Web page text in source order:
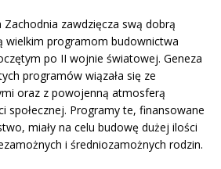
Zachodnia zawdzięcza swą dobrą
wielkim programom budownictwa
po II wojnie światowej. Geneza
programów wiązała się ze
oraz z powojenną atmosferą
społecznej. Programy te, finansowane
miały na celu budowę dużej ilości
i średniozamożnych rodzin.